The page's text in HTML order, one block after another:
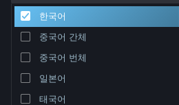
지원
언어 변경
Steam 모바일 앱 다운로드
한국어
중국어 간체
중국어 번체
일본어
태국어
정렬 기준 연관성
검색 결과가 0개 있습니다. 환경 설정에 따라
습니다.